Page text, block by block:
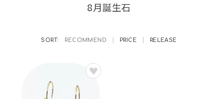
8月誕生石
RECOMMEND PRICE RELEASE